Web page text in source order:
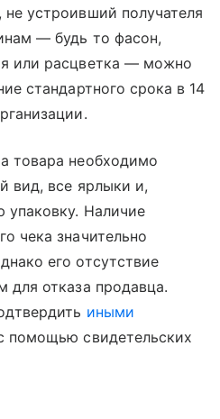
устроивший получателя
— будь то фасон,
или расцветка — можно
стандартного срока в 14
товара необходимо
вид, все ярлыки и,
упаковку. Наличие
чека значительно
его отсутствие
для отказа продавца.
иными
помощью свидетельских